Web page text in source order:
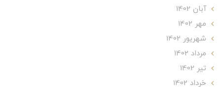
آبان 1402
مهر 1402
شهریور 1402
مرداد 1402
تير 1402
خرداد 1402